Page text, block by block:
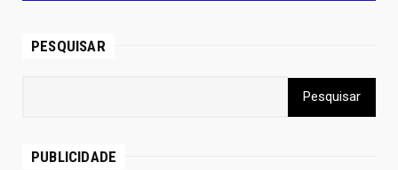
PESQUISAR
PUBLICIDADE